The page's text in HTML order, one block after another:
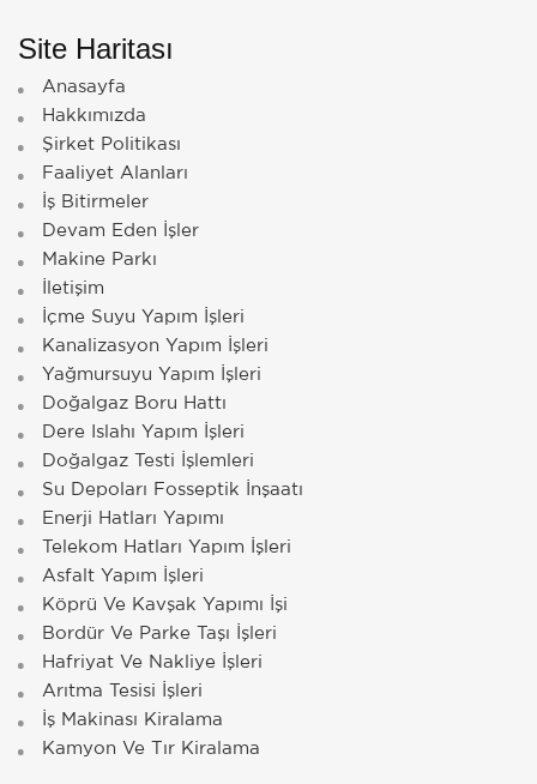
Site Haritası
Anasayfa
Hakkımızda
Şirket Politikası
Faaliyet Alanları
İş Bitirmeler
Devam Eden İşler
Makine Parkı
İletişim
İçme Suyu Yapım İşleri
Kanalizasyon Yapım İşleri
Yağmursuyu Yapım İşleri
Doğalgaz Boru Hattı
Dere Islahı Yapım İşleri
Doğalgaz Testi İşlemleri
Su Depoları Fosseptik İnşaatı
Enerji Hatları Yapımı
Telekom Hatları Yapım İşleri
Asfalt Yapım İşleri
Köprü Ve Kavşak Yapımı İşi
Bordür Ve Parke Taşı İşleri
Hafriyat Ve Nakliye İşleri
Arıtma Tesisi İşleri
İş Makinası Kiralama
Kamyon Ve Tır Kiralama